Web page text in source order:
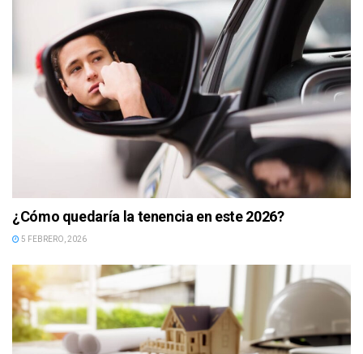
¿Cómo quedaría la tenencia en este 2026?
5 FEBRERO, 2026